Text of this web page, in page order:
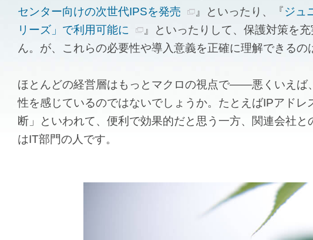
センター向けの次世代IPSを発売
』といったり、『ジュ
リーズ」で利用可能に
』といったりして、保護対策を
ん。が、これらの必要性や導入意義を正確に理解できるの
ほとんどの経営層はもっとマクロの視点で――悪くいえば
性を感じているのではないでしょうか。たとえばIPアド
断」といわれて、便利で効果的だと思う一方、関連会社
はIT部門の人です。